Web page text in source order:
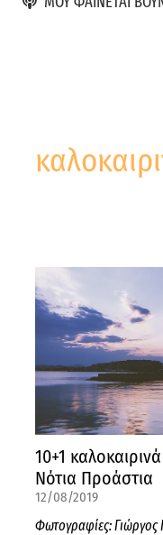
10+1
Νότια Προάστια
12/08/2019
Φωτογραφίες: Γιώργος